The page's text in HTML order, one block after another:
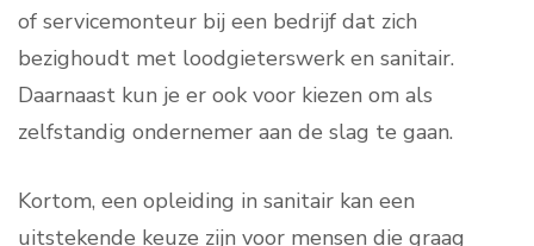
of servicemonteur bij een bedrijf dat zich
bezighoudt met loodgieterswerk en sanitair.
Daarnaast kun je er ook voor kiezen om als
zelfstandig ondernemer aan de slag te gaan.
Kortom, een opleiding in sanitair kan een
uitstekende keuze zijn voor mensen die graag